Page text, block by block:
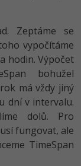
Zeptáme se
vypočítáme
hodin. Výpočet
bohužel
má vždy jiný
dní v intervalu.
dolů. Pro
fungovat, ale
TimeSpan